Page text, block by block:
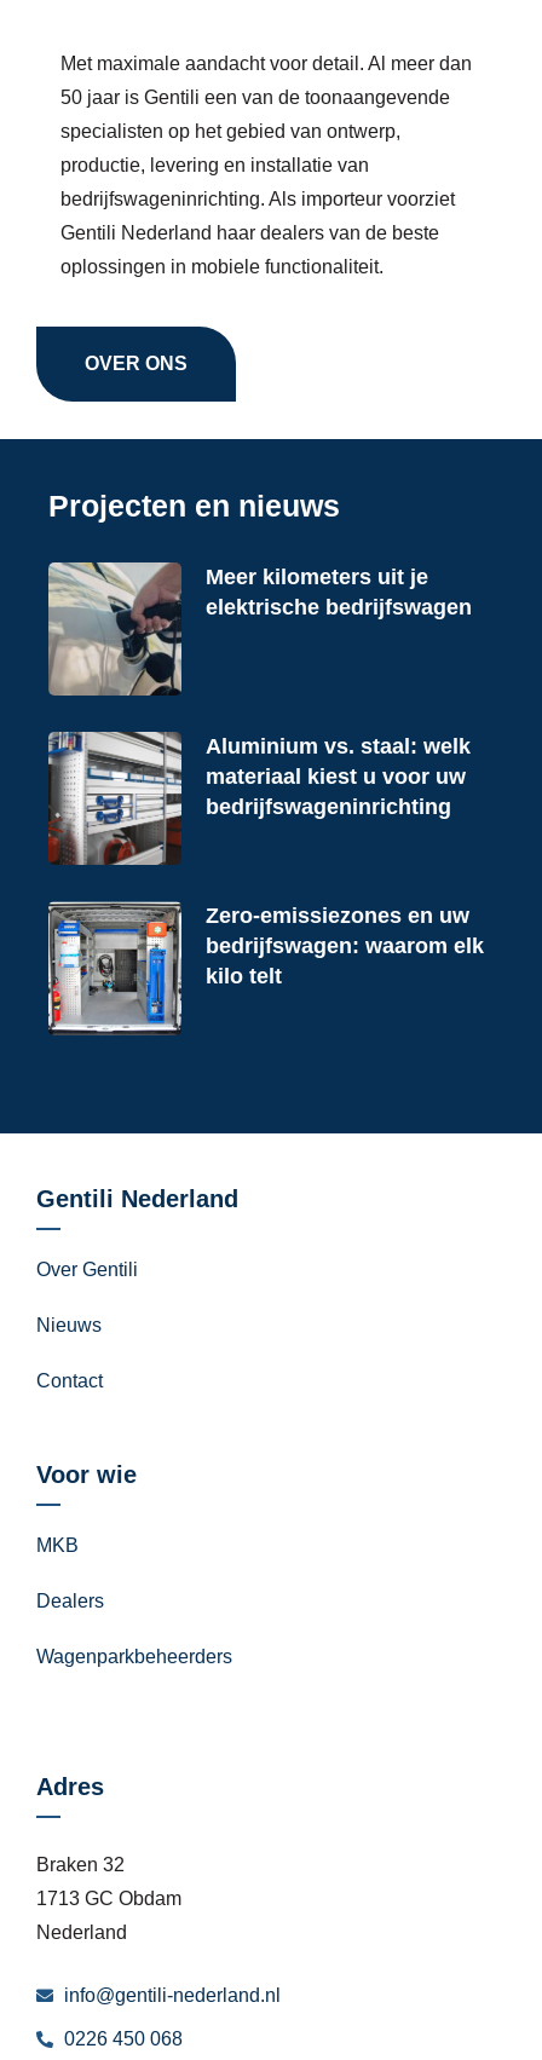
Met maximale aandacht voor detail. Al meer dan
50 jaar is Gentili een van de toonaangevende
specialisten op het gebied van ontwerp,
productie, levering en installatie van
bedrijfswageninrichting. Als importeur voorziet
Gentili Nederland haar dealers van de beste
oplossingen in mobiele functionaliteit.
OVER ONS
Projecten en nieuws
Meer kilometers uit je
elektrische bedrijfswagen
Aluminium vs. staal: welk
materiaal kiest u voor uw
bedrijfswageninrichting
Zero-emissiezones en uw
bedrijfswagen: waarom elk
kilo telt
Gentili Nederland
Over Gentili
Nieuws
Contact
Voor wie
MKB
Dealers
Wagenparkbeheerders
Adres
Braken 32
1713 GC Obdam
Nederland
info@gentili-nederland.nl
0226 450 068